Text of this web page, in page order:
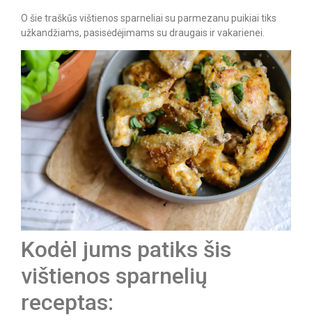
O šie traškūs vištienos sparneliai su parmezanu puikiai tiks
užkandžiams, pasisėdėjimams su draugais ir vakarienei.
Kodėl jums patiks šis
vištienos sparnelių
receptas: